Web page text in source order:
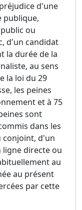
d'une
publique,
ou
d'un candidat
la durée de la
au sens
la loi du 29
les peines
et à 75
sont
dans les
conjoint, d'un
ligne directe ou
au
au présent
par cette